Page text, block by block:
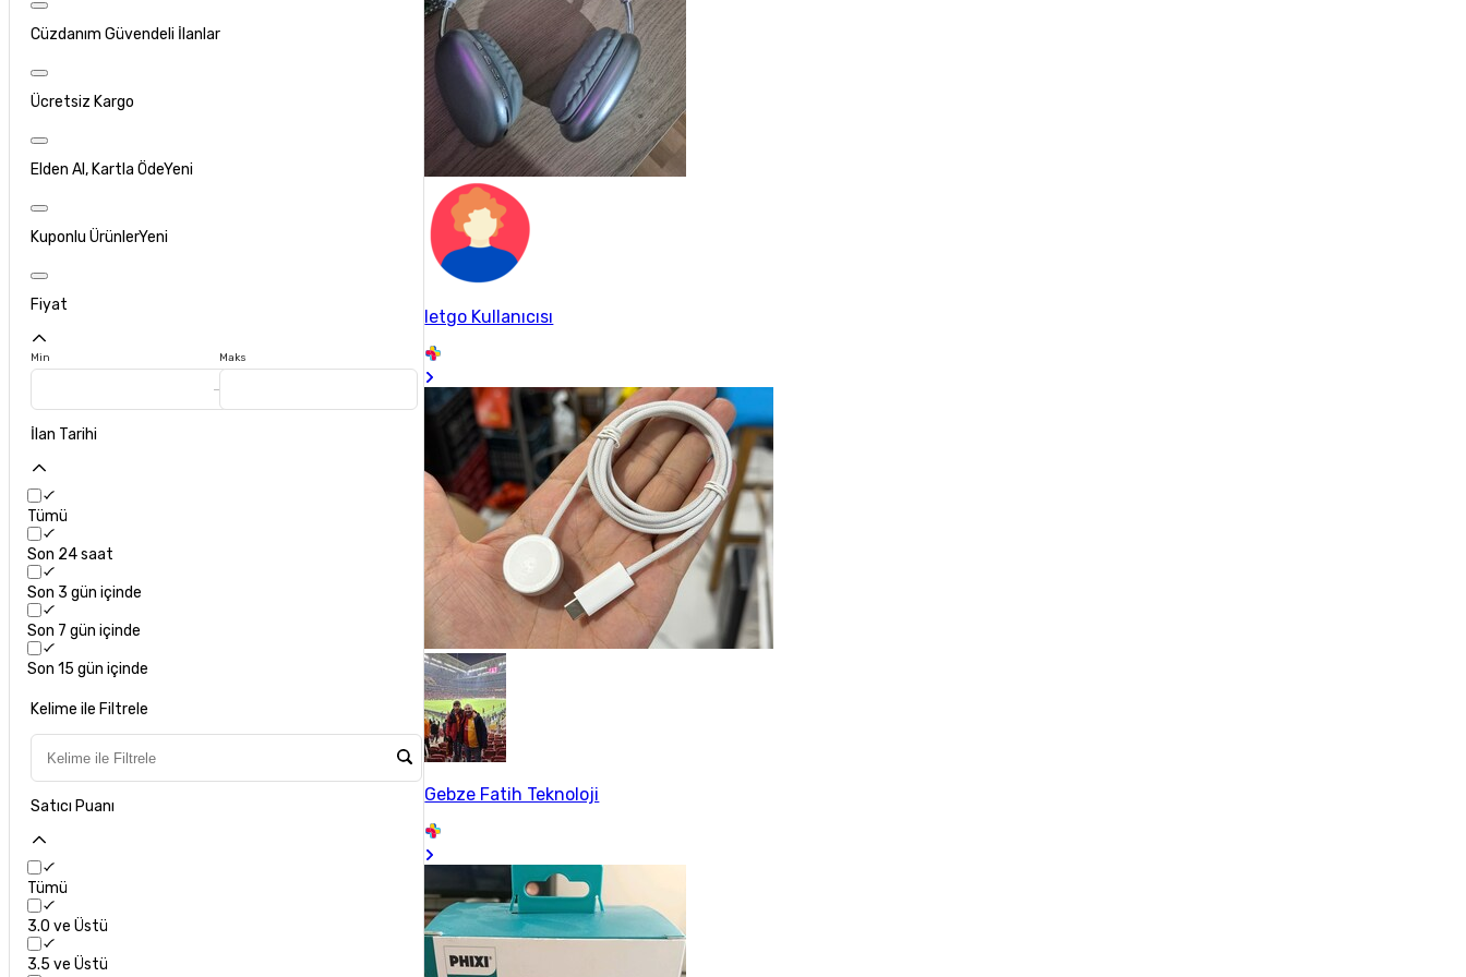
Cüzdanım Güvendeli İlanlar
Ücretsiz Kargo
Elden Al, Kartla ÖdeYeni
Kuponlu ÜrünlerYeni
Fiyat
Min Maks
İlan Tarihi
Tümü
Son 24 saat
Son 3 gün içinde
Son 7 gün içinde
Son 15 gün içinde
Kelime ile Filtrele
Satıcı Puanı
Tümü
3.0 ve Üstü
3.5 ve Üstü
letgo Kullanıcısı
Gebze Fatih Teknoloji